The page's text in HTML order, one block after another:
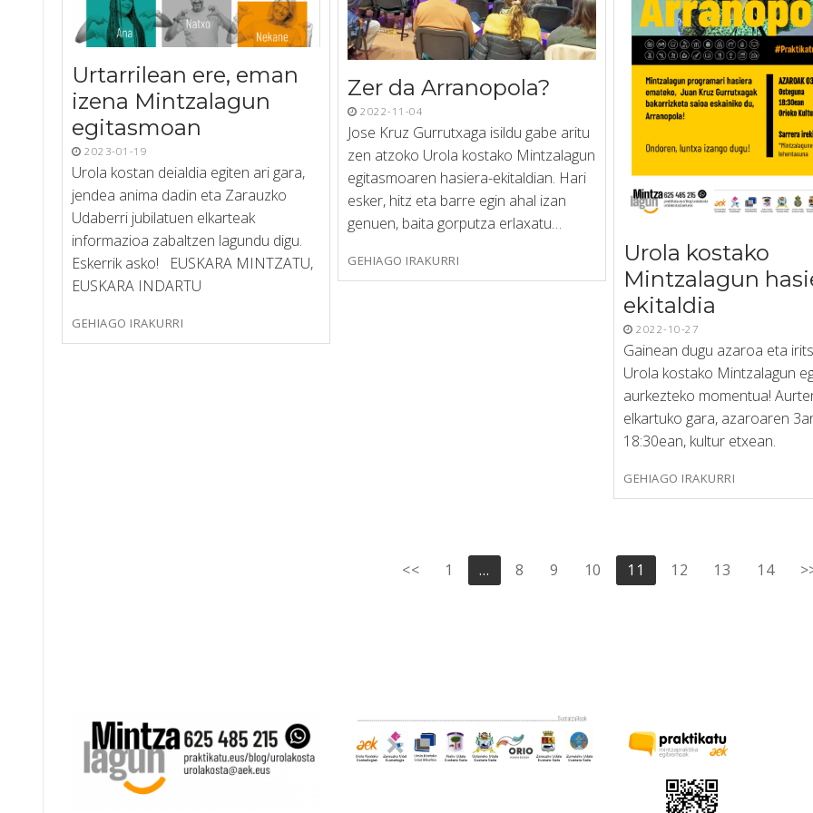
Urtarrilean ere, eman
izena Mintzalagun
egitasmoan
2023-01-19
Urola kostan deialdia egiten ari gara,
jendea anima dadin eta Zarauzko
Udaberri jubilatuen elkarteak
informazioa zabaltzen lagundu digu.
Eskerrik asko! EUSKARA MINTZATU,
EUSKARA INDARTU
GEHIAGO IRAKURRI
Zer da Arranopola?
2022-11-04
Jose Kruz Gurrutxaga isildu gabe aritu
zen atzoko Urola kostako Mintzalagun
egitasmoaren hasiera-ekitaldian. Hari
esker, hitz eta barre egin ahal izan
genuen, baita gorputza erlaxatu…
GEHIAGO IRAKURRI
Urola kostako
Mintzalagun
ekitaldia
2022-10-27
Gainean dugu azaroa eta
Urola kostako Mintzalagun
aurkezteko momentua!
elkartuko gara, azaroaren
18:30ean, kultur etxean.
GEHIAGO IRAKURRI
<< 1 … 8 9 10 11 12 13 14